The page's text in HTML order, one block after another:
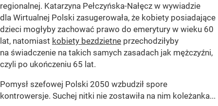
regionalnej. Katarzyna Pełczyńska-Nałęcz w wywiadzie
dla Wirtualnej Polski zasugerowała, że kobiety posiadające
dzieci mogłyby zachować prawo do emerytury w wieku 60
lat, natomiast kobiety bezdzietne przechodziłyby
na świadczenie na takich samych zasadach jak mężczyźni,
czyli po ukończeniu 65 lat.
Pomysł szefowej Polski 2050 wzbudził spore
kontrowersje. Suchej nitki nie zostawiła na nim koleżanka...